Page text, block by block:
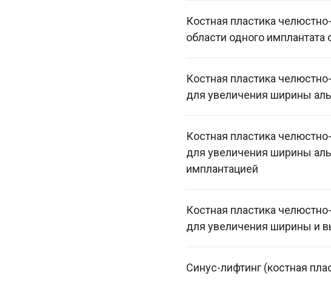
Костная пластика
области одного
Костная пластика
для увеличения ширины
Костная пластика
для увеличения ширины
имплантацией
Костная пластика
для увеличения ширины и
Синус-лифтинг (костная